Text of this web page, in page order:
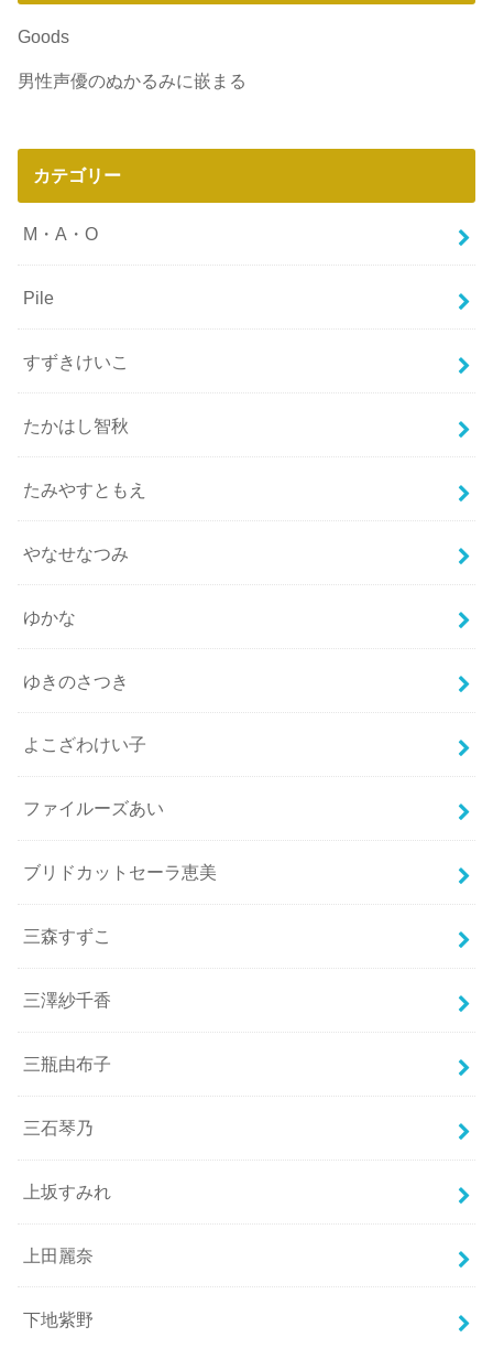
Goods
男性声優のぬかるみに嵌まる
カテゴリー
M・A・O
Pile
すずきけいこ
たかはし智秋
たみやすともえ
やなせなつみ
ゆかな
ゆきのさつき
よこざわけい子
ファイルーズあい
ブリドカットセーラ恵美
三森すずこ
三澤紗千香
三瓶由布子
三石琴乃
上坂すみれ
上田麗奈
下地紫野